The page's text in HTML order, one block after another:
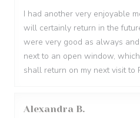
I had another very enjoyable
will certainly return in the
were very good as always
next to an open window,
shall return on my next visit to
Alexandra B